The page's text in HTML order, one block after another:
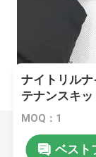
ナイトリルナ
テナンスキ
MOQ：1
ベスト